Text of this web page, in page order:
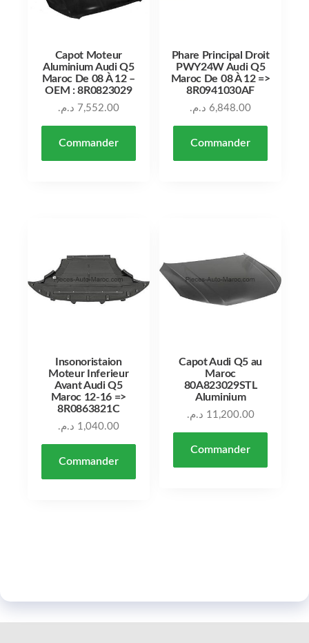
Capot Moteur
Aluminium Audi Q5
Maroc De 08 À 12 –
OEM : 8R0823029
7,552.00 د.م.
Commander
Phare Principal Droit
PWY24W Audi Q5
Maroc De 08 À 12 =>
8R0941030AF
6,848.00 د.م.
Commander
Insonoristaion
Moteur Inferieur
Avant Audi Q5
Maroc 12-16 =>
8R0863821C
1,040.00 د.م.
Commander
Capot Audi Q5 au
Maroc
80A823029STL
Aluminium
11,200.00 د.م.
Commander